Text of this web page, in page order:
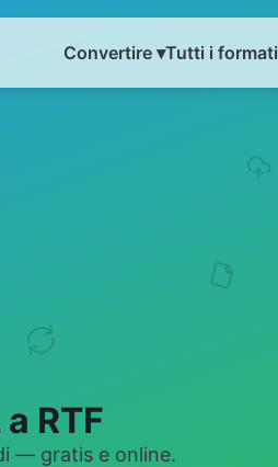
Convertire ▾Tutti i formati
RTF
— gratis e online.